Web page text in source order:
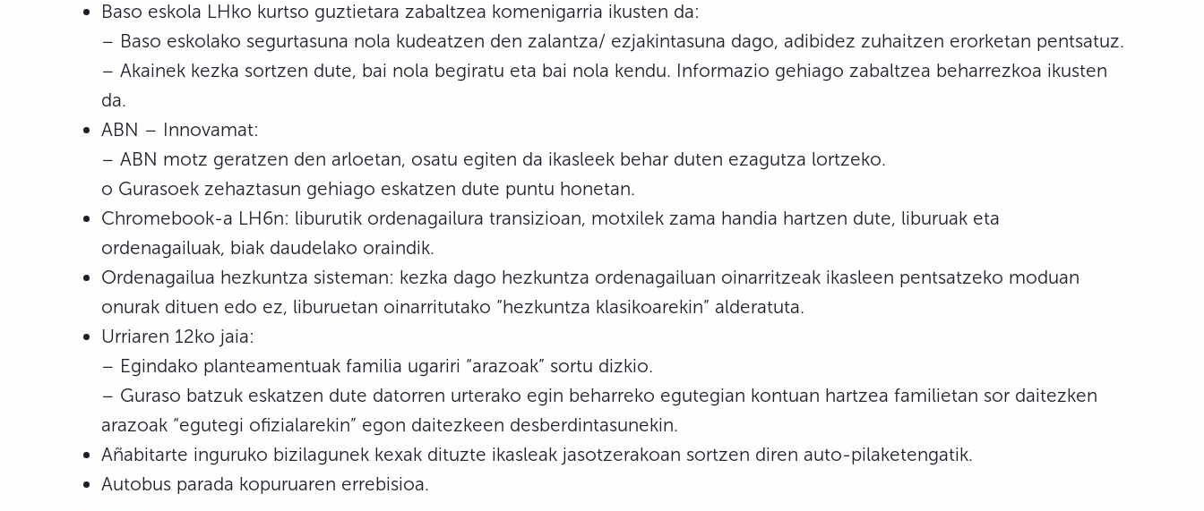
Baso eskola LHko kurtso guztietara zabaltzea komenigarria ikusten da:
– Baso eskolako segurtasuna nola kudeatzen den zalantza/ ezjakintasuna dago, adibidez zuhaitzen erorketan pentsatuz.
– Akainek kezka sortzen dute, bai nola begiratu eta bai nola kendu. Informazio gehiago zabaltzea beharrezkoa ikusten
da.
ABN – Innovamat:
– ABN motz geratzen den arloetan, osatu egiten da ikasleek behar duten ezagutza lortzeko.
o Gurasoek zehaztasun gehiago eskatzen dute puntu honetan.
Chromebook-a LH6n: liburutik ordenagailura transizioan, motxilek zama handia hartzen dute, liburuak eta
ordenagailuak, biak daudelako oraindik.
Ordenagailua hezkuntza sisteman: kezka dago hezkuntza ordenagailuan oinarritzeak ikasleen pentsatzeko moduan
onurak dituen edo ez, liburuetan oinarritutako “hezkuntza klasikoarekin” alderatuta.
Urriaren 12ko jaia:
– Egindako planteamentuak familia ugariri “arazoak” sortu dizkio.
– Guraso batzuk eskatzen dute datorren urterako egin beharreko egutegian kontuan hartzea familietan sor daitezken
arazoak “egutegi ofizialarekin” egon daitezkeen desberdintasunekin.
Añabitarte inguruko bizilagunek kexak dituzte ikasleak jasotzerakoan sortzen diren auto-pilaketengatik.
Autobus parada kopuruaren errebisioa.